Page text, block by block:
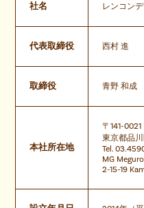
社名 レンコン
代表取締役 西村 進
取締役 青野 和成
本社所在地
〒141-0021
東京都品
Tel.
MG
2-15-19